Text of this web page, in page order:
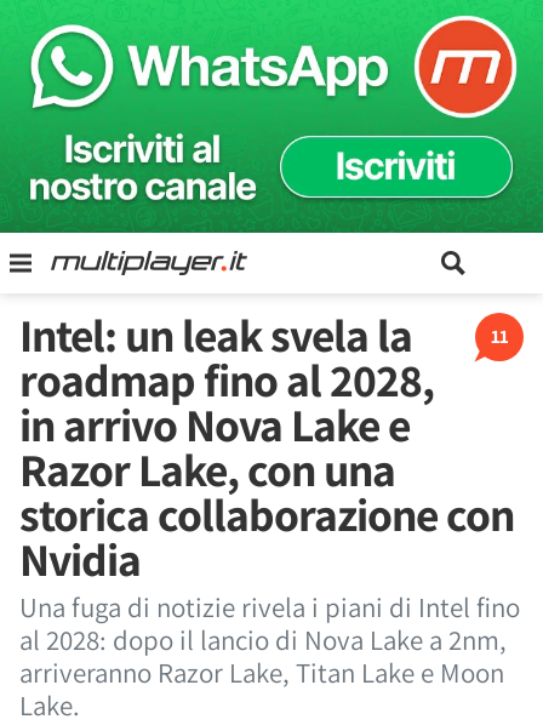
11
Intel: un leak svela la
roadmap fino al 2028,
in arrivo Nova Lake e
Razor Lake, con una
storica collaborazione con
Nvidia
Una fuga di notizie rivela i piani di Intel fino
al 2028: dopo il lancio di Nova Lake a 2nm,
arriveranno Razor Lake, Titan Lake e Moon
Lake.